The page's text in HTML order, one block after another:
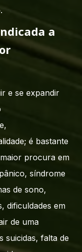
a
e se expandir
é bastante
procura em
síndrome
de sono,
dificuldades em
de uma
suicidas, falta de